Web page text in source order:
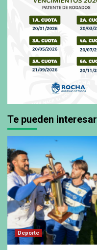
Te pueden interesar
Deporte